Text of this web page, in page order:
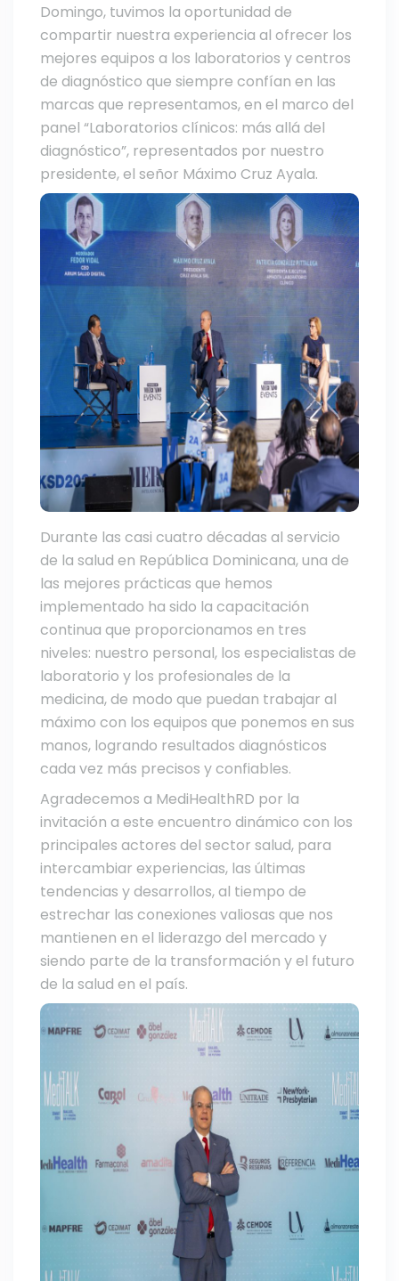
Domingo, tuvimos la oportunidad de
compartir nuestra experiencia al ofrecer los
mejores equipos a los laboratorios y centros
de diagnóstico que siempre confían en las
marcas que representamos, en el marco del
panel “Laboratorios clínicos: más allá del
diagnóstico”, representados por nuestro
presidente, el señor Máximo Cruz Ayala.
Durante las casi cuatro décadas al servicio
de la salud en República Dominicana, una de
las mejores prácticas que hemos
implementado ha sido la capacitación
continua que proporcionamos en tres
niveles: nuestro personal, los especialistas de
laboratorio y los profesionales de la
medicina, de modo que puedan trabajar al
máximo con los equipos que ponemos en sus
manos, logrando resultados diagnósticos
cada vez más precisos y confiables.
Agradecemos a MediHealthRD por la
invitación a este encuentro dinámico con los
principales actores del sector salud, para
intercambiar experiencias, las últimas
tendencias y desarrollos, al tiempo de
estrechar las conexiones valiosas que nos
mantienen en el liderazgo del mercado y
siendo parte de la transformación y el futuro
de la salud en el país.